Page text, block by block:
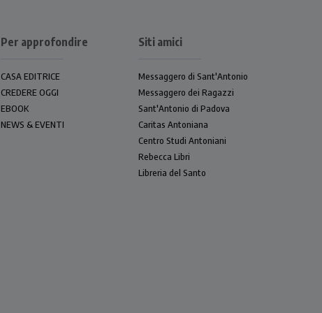
Per approfondire
CASA EDITRICE
CREDERE OGGI
EBOOK
NEWS & EVENTI
Siti amici
Messaggero di Sant'Antonio
Messaggero dei Ragazzi
Sant'Antonio di Padova
Caritas Antoniana
Centro Studi Antoniani
Rebecca Libri
Libreria del Santo